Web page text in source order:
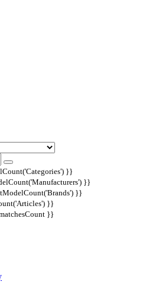
}}
}}
}}
}}
}}